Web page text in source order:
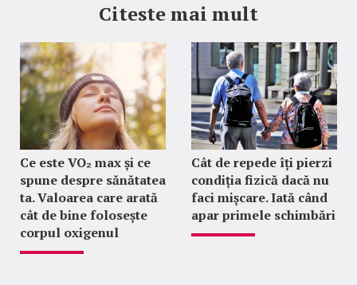
Citeste mai mult
Ce este VO₂ max și ce
spune despre sănătatea
ta. Valoarea care arată
cât de bine folosește
corpul oxigenul
Cât de repede îți pierzi
condiția fizică dacă nu
faci mișcare. Iată când
apar primele schimbări